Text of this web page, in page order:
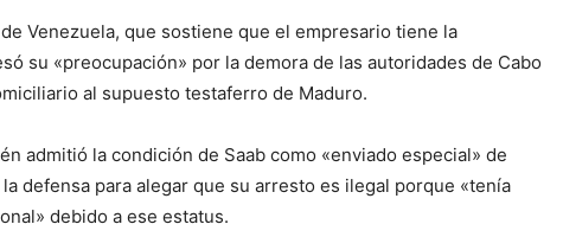
Venezuela, que sostiene que el empresario tiene la
su «preocupación» por la demora de las autoridades de Cabo
al supuesto testaferro de Maduro.
admitió la condición de Saab como «enviado especial» de
defensa para alegar que su arresto es ilegal porque «tenía
debido a ese estatus.